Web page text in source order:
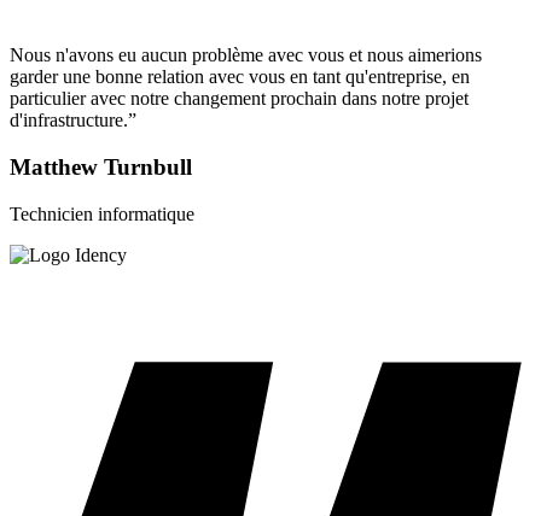
Nous n'avons eu aucun problème avec vous et nous aimerions
garder une bonne relation avec vous en tant qu'entreprise, en
particulier avec notre changement prochain dans notre projet
d'infrastructure.”
Matthew Turnbull
Technicien informatique